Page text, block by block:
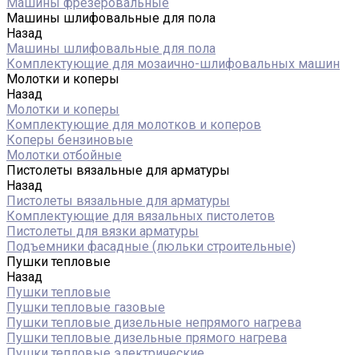
Машины шлифовальные для пола
Назад
Машины шлифовальные для пола
Комплектующие для мозаично-шлифовальных машин
Молотки и коперы
Назад
Молотки и коперы
Комплектующие для молотков и коперов
Коперы бензиновые
Молотки отбойные
Пистолеты вязальные для арматуры
Назад
Пистолеты вязальные для арматуры
Комплектующие для вязальных пистолетов
Пистолеты для вязки арматуры
Подъемники фасадные (люльки строительные)
Пушки тепловые
Назад
Пушки тепловые
Пушки тепловые газовые
Пушки тепловые дизельные непрямого нагрева
Пушки тепловые дизельные прямого нагрева